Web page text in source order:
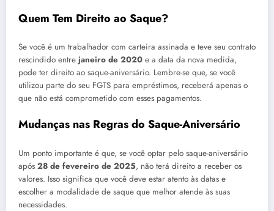
Quem Tem Direito ao Saque?
Se você é um trabalhador com carteira assinada e teve seu contrato
rescindido entre janeiro de 2020 e a data da nova medida,
pode ter direito ao saque-aniversário. Lembre-se que, se você
utilizou parte do seu FGTS para empréstimos, receberá apenas o
que não está comprometido com esses pagamentos.
Mudanças nas Regras do Saque-Aniversário
Um ponto importante é que, se você optar pelo saque-aniversário
após 28 de fevereiro de 2025, não terá direito a receber os
valores. Isso significa que você deve estar atento às datas e
escolher a modalidade de saque que melhor atende às suas
necessidades.